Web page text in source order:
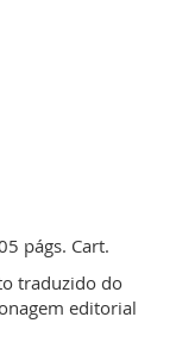
págs. Cart.
traduzido do
editorial